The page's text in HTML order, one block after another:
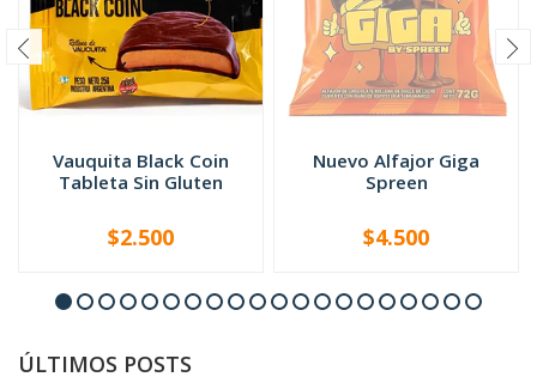
Vauquita Black Coin
Tableta Sin Gluten
+
$2.500
Nuevo Alfajor Giga
Spreen
AGOTADO
$4.500
ÚLTIMOS POSTS